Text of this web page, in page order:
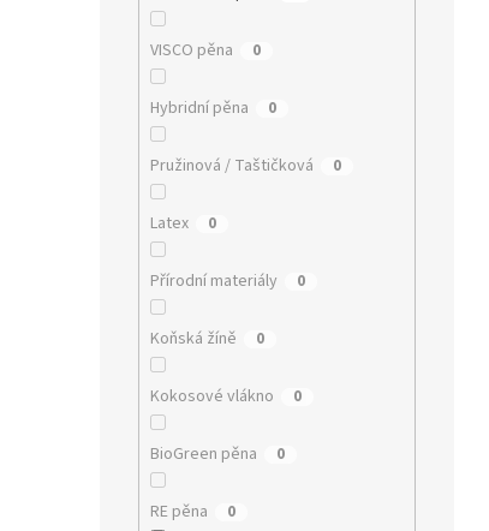
VISCO pěna 0
Hybridní pěna 0
Pružinová / Taštičková 0
Latex 0
Přírodní materiály 0
Koňská žíně 0
Kokosové vlákno 0
BioGreen pěna 0
RE pěna 0